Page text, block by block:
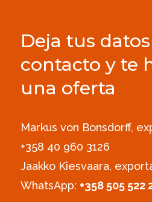
Deja tus
contacto y te
una oferta
Markus von Bonsdorff,
+358 40 960 3126‪
Jaakko Kiesvaara,
WhatsApp: +358 505 522